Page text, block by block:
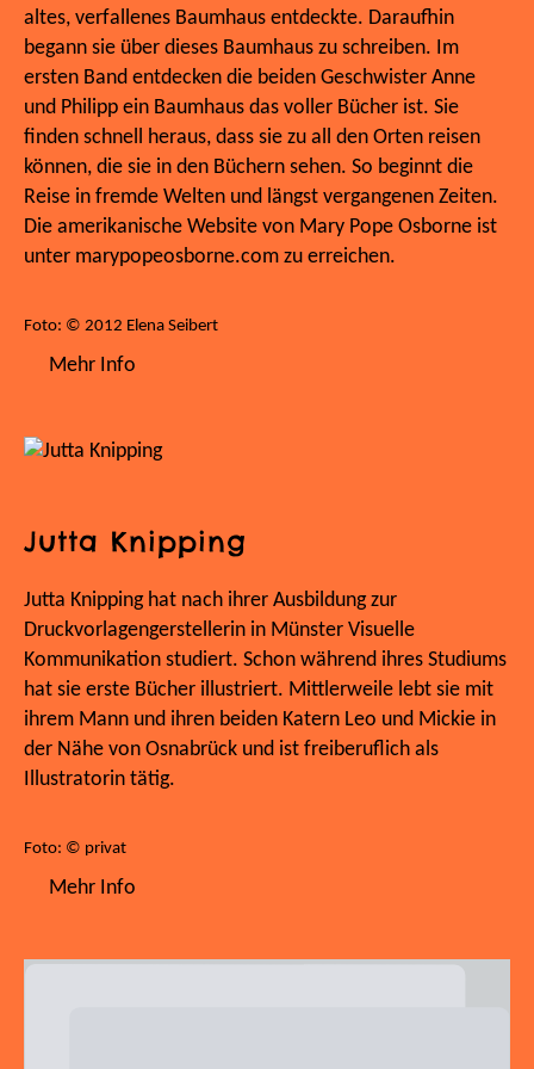
altes, verfallenes Baumhaus entdeckte. Daraufhin
begann sie über dieses Baumhaus zu schreiben. Im
ersten Band entdecken die beiden Geschwister Anne
und Philipp ein Baumhaus das voller Bücher ist. Sie
finden schnell heraus, dass sie zu all den Orten reisen
können, die sie in den Büchern sehen. So beginnt die
Reise in fremde Welten und längst vergangenen Zeiten.
Die amerikanische Website von Mary Pope Osborne ist
unter marypopeosborne.com zu erreichen.
Foto: © 2012 Elena Seibert
Mehr Info
Jutta Knipping
Jutta Knipping hat nach ihrer Ausbildung zur
Druckvorlagengerstellerin in Münster Visuelle
Kommunikation studiert. Schon während ihres Studiums
hat sie erste Bücher illustriert. Mittlerweile lebt sie mit
ihrem Mann und ihren beiden Katern Leo und Mickie in
der Nähe von Osnabrück und ist freiberuflich als
Illustratorin tätig.
Foto: © privat
Mehr Info